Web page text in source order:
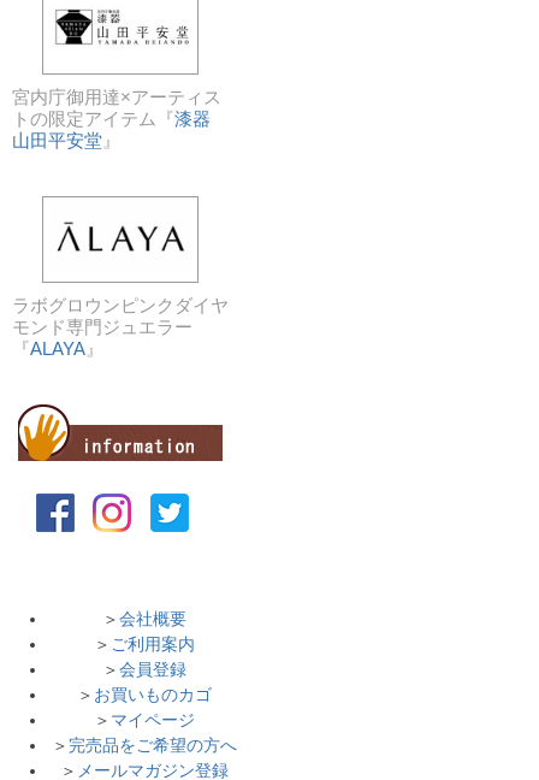
宮内庁御用達×アーティス
トの限定アイテム『漆器
山田平安堂 』
ラボグロウンピンクダイヤ
モンド専門ジュエラー
『ALAYA 』
＞会社概要
＞ ご利用案内
＞会員登録
＞ お買いものカゴ
＞ マイページ
＞ 完売品をご希望の方へ
＞ メールマガジン登録